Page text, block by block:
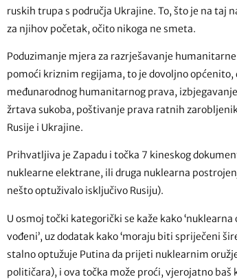
ruskih trupa s područja Ukrajine. To, što je na
za njihov početak, očito nikoga ne smeta.
Poduzimanje mjera za razrješavanje
pomoći kriznim regijama, to je dovoljno općenito,
međunarodnog humanitarnog prava,
žrtava sukoba, poštivanje prava ratnih
Rusije i Ukrajine.
Prihvatljiva je Zapadu i točka 7 kineskog
nuklearne elektrane, ili druga nuklearna
nešto optuživalo isključivo Rusiju).
U osmoj točki kategorički se kaže kako
vođeni’, uz dodatak kako ‘moraju biti spriječeni
stalno optužuje Putina da prijeti nuklearnim
političara), i ova točka može proći, vjerojatno